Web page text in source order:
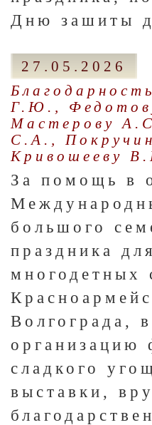
Дню зашиты
27.05.2026
Г.Ю.,
Мастерову
С.А.,
Кривошееву
За помощь в
большого
праздника
многодетных
Волгограда,
организацию
сладкого
выставки,